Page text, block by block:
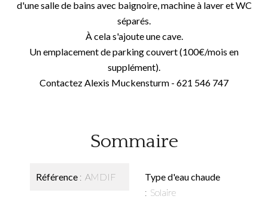
d'une salle de bains avec baignoire, machine à laver et WC
séparés.
À cela s'ajoute une cave.
Un emplacement de parking couvert (100€/mois en
supplément).
Contactez Alexis Muckensturm - 621 546 747
Sommaire
Référence AMDIF
Type d'eau chaude
Solaire